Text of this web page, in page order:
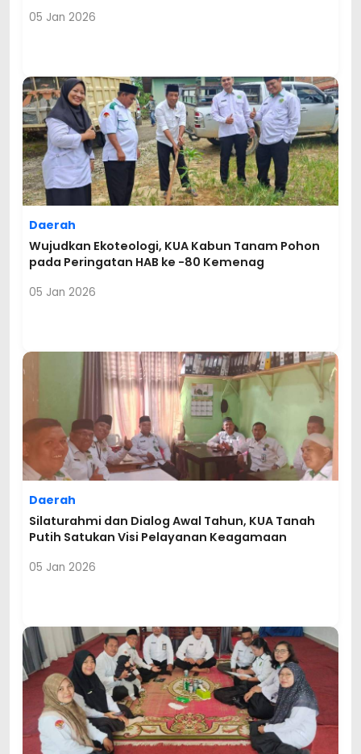
05 Jan 2026
Daerah
Wujudkan Ekoteologi, KUA Kabun Tanam Pohon
pada Peringatan HAB ke -80 Kemenag
05 Jan 2026
Daerah
Silaturahmi dan Dialog Awal Tahun, KUA Tanah
Putih Satukan Visi Pelayanan Keagamaan
05 Jan 2026